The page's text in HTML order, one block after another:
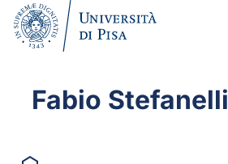
Fabio Stefanelli